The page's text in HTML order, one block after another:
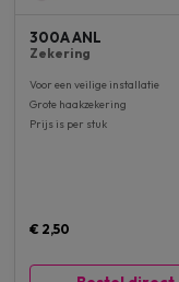
300A ANL
Zekering
Voor een veilige installatie
Grote haakzekering
Prijs is per stuk
€ 2,50